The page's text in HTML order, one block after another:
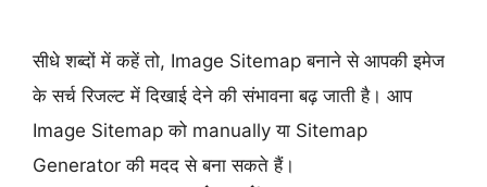
सीधे शब्दों में कहें तो, Image Sitemap बनाने से आपकी इमेज
के सर्च रिजल्ट में दिखाई देने की संभावना बढ़ जाती है। आप
Image Sitemap को manually या Sitemap
Generator की मदद से बना सकते हैं।